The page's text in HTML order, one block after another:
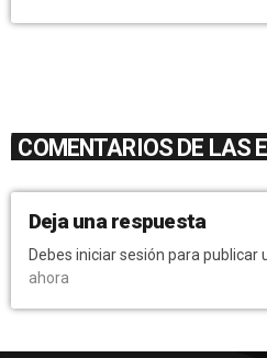
COMENTARIOS DE LAS
Deja una respuesta
Debes iniciar sesión para publicar
ahora